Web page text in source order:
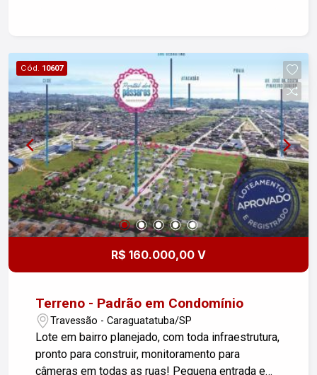
Cód. 10607
R$ 160.000,00 V
Terreno - Padrão em Condomínio
Travessão - Caraguatatuba/SP
Lote em bairro planejado, com toda infraestrutura,
pronto para construir, monitoramento para
câmeras em todas as ruas! Pequena entrada e